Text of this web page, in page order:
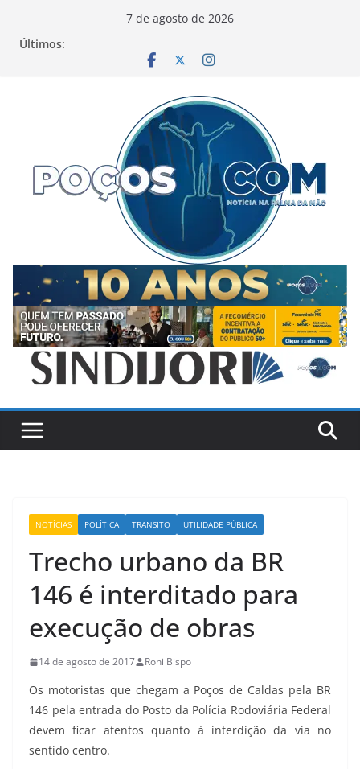
7 de agosto de 2026
Últimos:
NOTÍCIAS POLÍTICA TRANSITO UTILIDADE PÚBLICA
Trecho urbano da BR
146 é interditado para
execução de obras
14 de agosto de 2017 Roni Bispo
Os motoristas que chegam a Poços de Caldas pela BR
146 pela entrada do Posto da Polícia Rodoviária Federal
devem ficar atentos quanto à interdição da via no
sentido centro.